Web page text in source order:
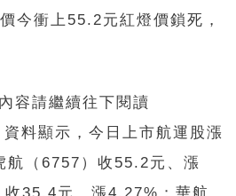
今衝上55.2元紅燈價鎖死，
容請繼續往下閱讀
料顯示，今日上市航運股漲
航（6757）收55.2元、漲